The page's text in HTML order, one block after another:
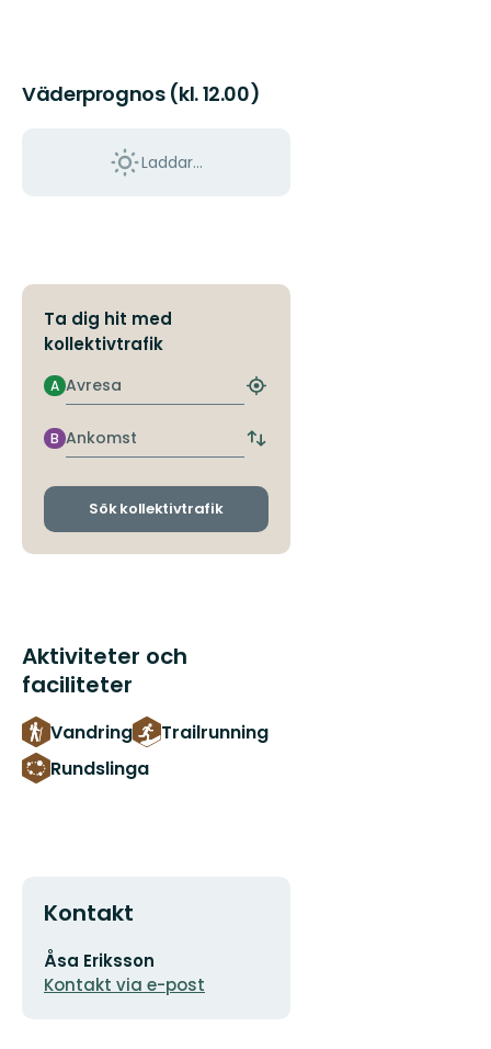
Väderprognos (kl. 12.00)
Laddar...
Ta dig hit med
kollektivtrafik
Avresa
A
Hitta
hållplats
Ankomst
B
Byt
och
Sök kollektivtrafik
Aktiviteter och
faciliteter
Vandring
Trailrunning
Rundslinga
Kontakt
E-
postadress
Åsa Eriksson
Kontakt via e-post